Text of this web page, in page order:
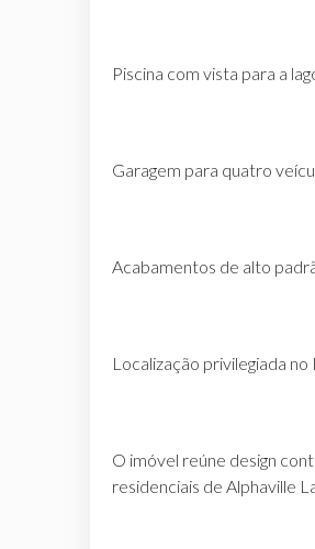
Piscina com vista para a
Garagem para quatro
Acabamentos de alto
Localização privilegiada
O imóvel reúne design
residenciais de Alphaville